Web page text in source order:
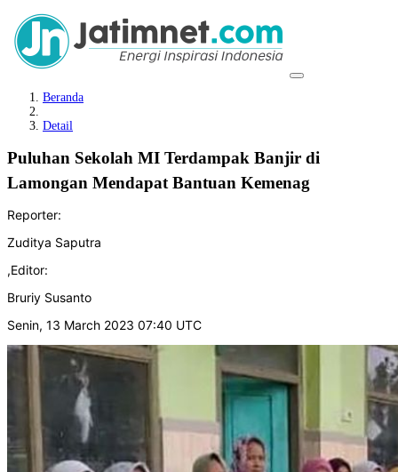
Beranda
Detail
Puluhan Sekolah MI Terdampak Banjir di
Lamongan Mendapat Bantuan Kemenag
Reporter:
Zuditya Saputra
,Editor:
Bruriy Susanto
Senin, 13 March 2023 07:40 UTC